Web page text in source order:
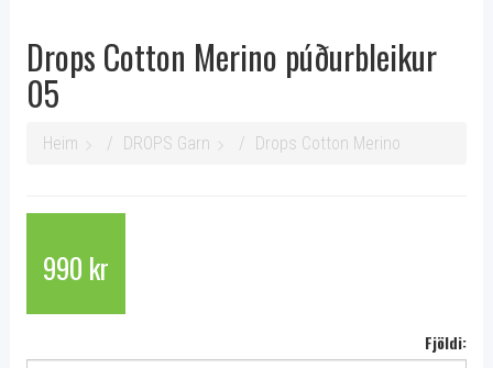
Drops Cotton Merino púðurbleikur
05
Heim DROPS Garn Drops Cotton Merino
990 kr
Fjöldi: